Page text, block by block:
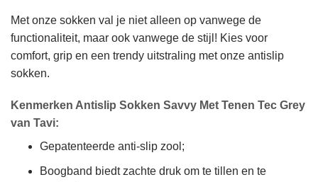
Met onze sokken val je niet alleen op vanwege de
functionaliteit, maar ook vanwege de stijl! Kies voor
comfort, grip en een trendy uitstraling met onze antislip
sokken.
Kenmerken Antislip Sokken Savvy Met Tenen Tec Grey
van Tavi:
Gepatenteerde anti-slip zool;
Boogband biedt zachte druk om te tillen en te